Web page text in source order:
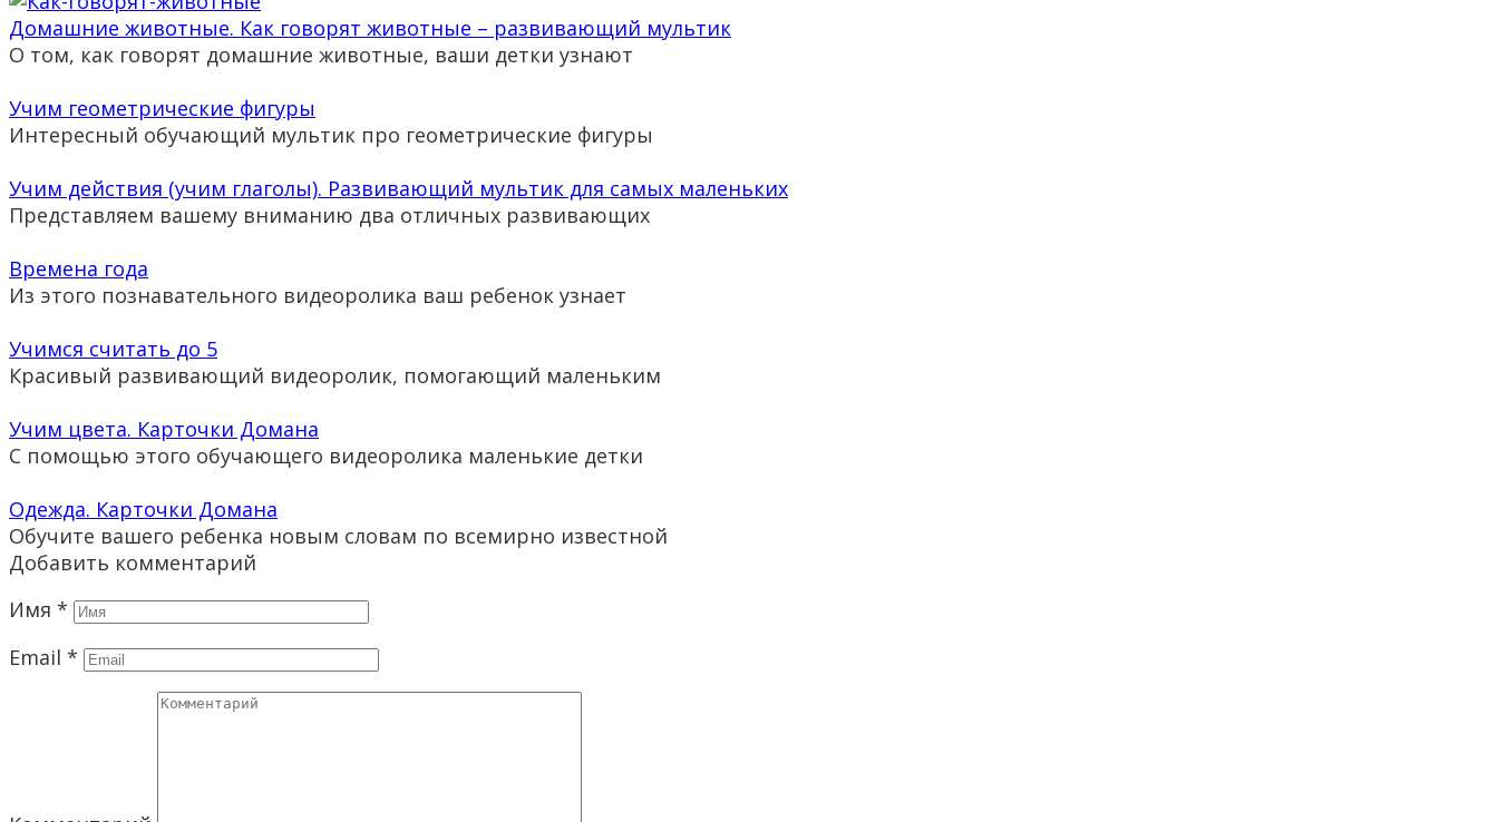
Домашние животные. Как говорят животные – развивающий мультик
О том, как говорят домашние животные, ваши детки узнают
Учим геометрические фигуры
Интересный обучающий мультик про геометрические фигуры
Учим действия (учим глаголы). Развивающий мультик для самых маленьких
Представляем вашему вниманию два отличных развивающих
Времена года
Из этого познавательного видеоролика ваш ребенок узнает
Учимся считать до 5
Красивый развивающий видеоролик, помогающий маленьким
Учим цвета. Карточки Домана
С помощью этого обучающего видеоролика маленькие детки
Одежда. Карточки Домана
Обучите вашего ребенка новым словам по всемирно известной
Добавить комментарий
Имя *
Email *